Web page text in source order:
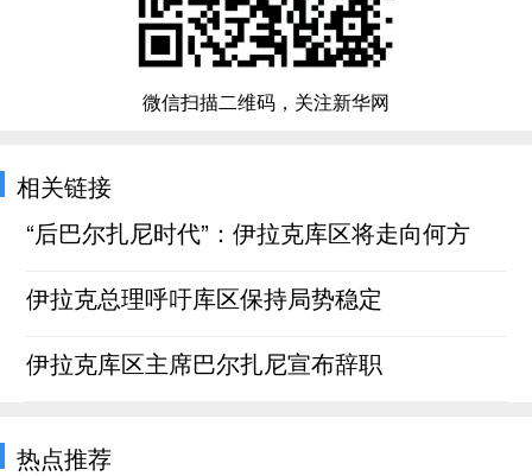
微信扫描二维码，关注新华网
相关链接
“后巴尔扎尼时代”：伊拉克库区将走向何方
伊拉克总理呼吁库区保持局势稳定
伊拉克库区主席巴尔扎尼宣布辞职
热点推荐